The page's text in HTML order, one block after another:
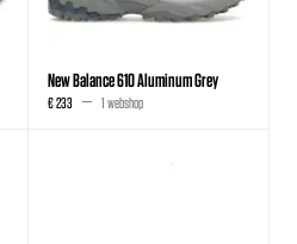
New Balance 610 Aluminum Grey
€ 233 1 webshop